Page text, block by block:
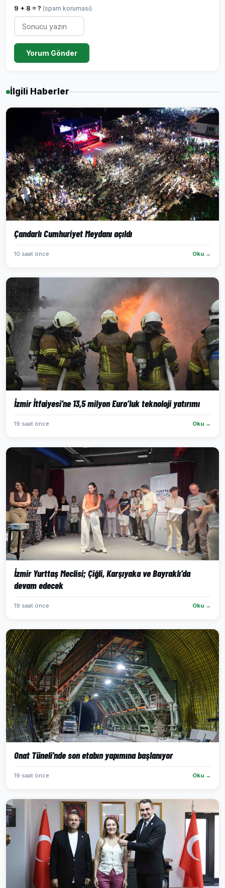
9 + 8 = ? (spam koruması)
Yorum Gönder
İlgili Haberler
Çandarlı Cumhuriyet Meydanı açıldı
10 saat önce Oku →
İzmir İtfaiyesi’ne 13,5 milyon Euro’luk teknoloji yatırımı
19 saat önce Oku →
İzmir Yurttaş Meclisi; Çiğli, Karşıyaka ve Bayraklı’da
devam edecek
19 saat önce Oku →
Onat Tüneli'nde son etabın yapımına başlanıyor
19 saat önce Oku →